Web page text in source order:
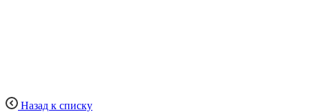
Назад к списку